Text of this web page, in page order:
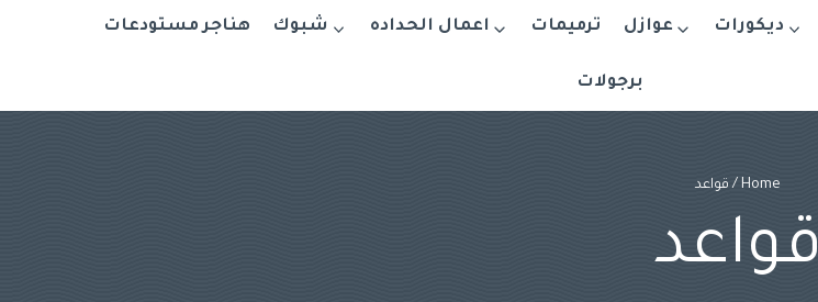
ديكورات عوازل ترميمات اعمال الحداده شبوك هناجر مستودعات
برجولات
Home
/ قواعد
قواعد